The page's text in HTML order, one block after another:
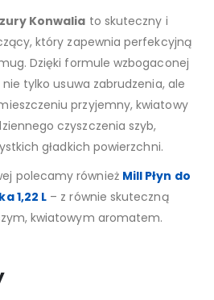
Konwalia to skuteczny i
który zapewnia perfekcyjną
Dzięki formule wzbogaconej
tylko usuwa zabrudzenia, ale
przyjemny, kwiatowy
czyszczenia szyb,
gładkich powierzchni.
polecamy również Mill Płyn do
1,22 L – z równie skuteczną
kwiatowym aromatem.